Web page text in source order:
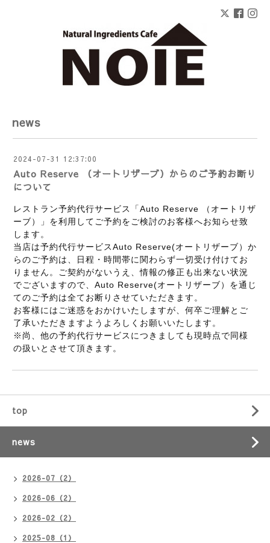
news
2024-07-31 12:37:00
Auto Reserve （オートリザーブ）からのご予約お断り
について
レストラン予約代行サービス「Auto Reserve （オートリザ
ーブ）」を利用してご予約をご検討のお客様へお知らせ致
します。
当店は予約代行サービスAuto Reserve(オートリザーブ）か
らのご予約は、日程・時間帯に関わらず一切受け付けてお
りません。ご契約がないうえ、情報の修正も出来ない状況
でございますので、Auto Reserve(オートリザーブ）を通じ
てのご予約は全てお断りさせていただきます。
お客様にはご迷惑をおかけいたしますが、何卒ご理解とご
了承いただきますようよろしくお願いいたします。
※尚、他の予約代行サービスにつきましても現時点で同様
の扱いとさせて頂きます。
top
news
2026-07（2）
2026-06（2）
2026-02（2）
2025-08（1）